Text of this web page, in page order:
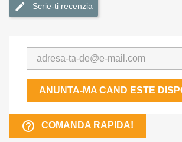
Scrie-ti recenzia
ANUNTA-MA CAND ESTE
help_outline COMANDA RAPIDA!